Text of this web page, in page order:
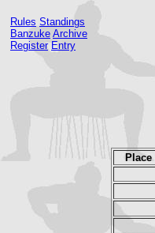
Rules Standings
Banzuke Archive
Register Entry
Place